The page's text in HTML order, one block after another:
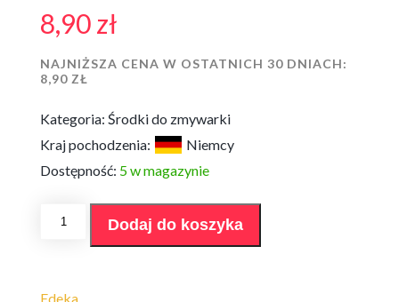
8,90zł
NAJNIŻSZA CENA W OSTATNICH 30 DNIACH:
8,90 ZŁ
Kategoria: Środki do zmywarki
Kraj pochodzenia:
Niemcy
Dostępność: 5 w magazynie
2kg
Dodaj do koszyka
Edeka